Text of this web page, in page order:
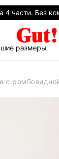
4 части. Без
размеры
с